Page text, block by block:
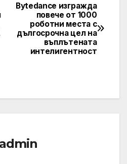
Bytedance изгражда
повече от 1000
роботни места с
дългосрочна цел на
въплътената
интелигентност
admin